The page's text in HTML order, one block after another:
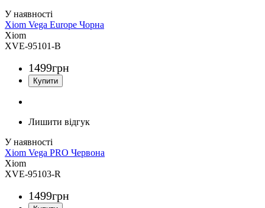
Xiom Vega Europe Чорна
Xiom
XVE-95101-B
1499грн
Лишити відгук
Xiom Vega PRO Червона
Xiom
XVE-95103-R
1499грн